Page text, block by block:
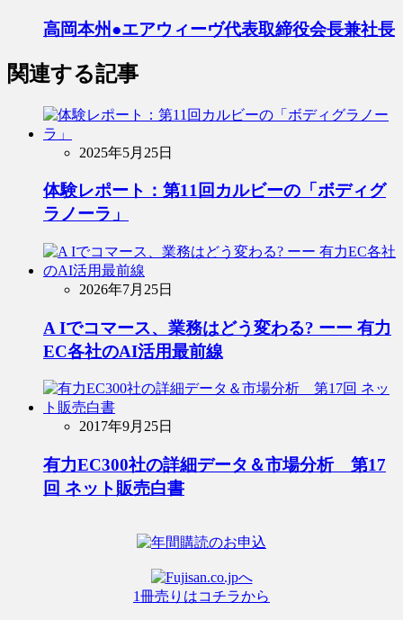
高岡本州●エアウィーヴ代表取締役会長兼社長
関連する記事
2025年5月25日
体験レポート：第11回カルビーの「ボディグ
ラノーラ」
2026年7月25日
A Iでコマース、業務はどう変わる? ーー 有力
EC各社のAI活用最前線
2017年9月25日
有力EC300社の詳細データ＆市場分析 第17
回 ネット販売白書
1冊売りはコチラから